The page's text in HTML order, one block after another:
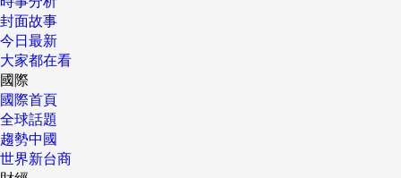
封面故事
今日最新
大家都在看
國際
國際首頁
全球話題
趨勢中國
世界新台商